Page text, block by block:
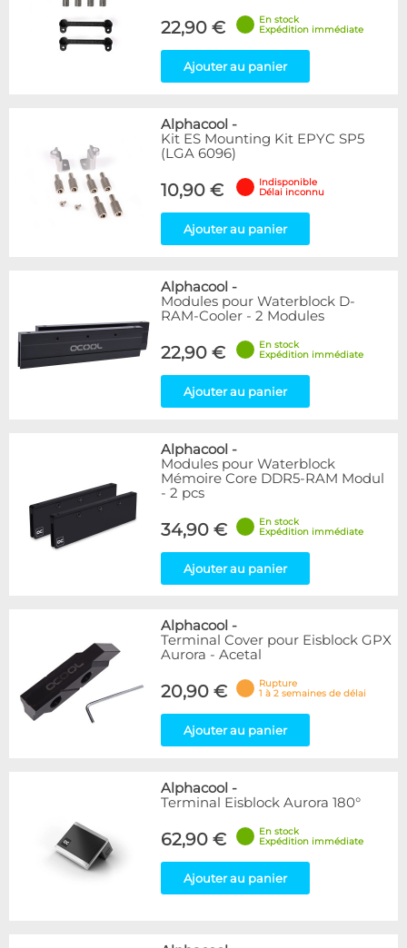
22,90 €
En stock
Expédition immédiate
Ajouter au panier
Alphacool -
Kit ES Mounting Kit EPYC SP5
(LGA 6096)
10,90 €
Indisponible
Délai inconnu
Ajouter au panier
Alphacool -
Modules pour Waterblock D-
RAM-Cooler - 2 Modules
22,90 €
En stock
Expédition immédiate
Ajouter au panier
Alphacool -
Modules pour Waterblock
Mémoire Core DDR5-RAM Modul
- 2 pcs
34,90 €
En stock
Expédition immédiate
Ajouter au panier
Alphacool -
Terminal Cover pour Eisblock GPX
Aurora - Acetal
20,90 €
Rupture
1 à 2 semaines de délai
Ajouter au panier
Alphacool -
Terminal Eisblock Aurora 180°
62,90 €
En stock
Expédition immédiate
Ajouter au panier